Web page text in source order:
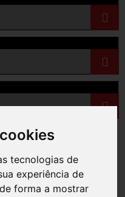
tecnologias de
experiência de
forma a mostrar